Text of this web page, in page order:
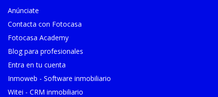
Anúnciate
Contacta con Fotocasa
Fotocasa Academy
Blog para profesionales
Entra en tu cuenta
Inmoweb - Software inmobiliario
Witei - CRM inmobiliario